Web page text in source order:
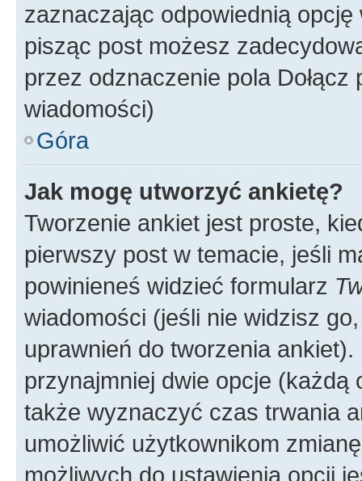
zaznaczając odpowiednią
pisząc post możesz
przez odznaczenie pola
wiadomości)
Góra
Jak mogę utworzyć ankietę?
Tworzenie ankiet jest proste,
pierwszy post w temacie, jeśli
powinieneś widzieć formularz
wiadomości (jeśli nie widzisz
uprawnień do tworzenia
przynajmniej dwie opcje
także wyznaczyć czas trwania
umożliwić użytkownikom
możliwych do ustawienia opcji